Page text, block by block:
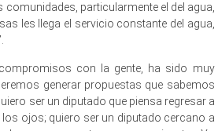
particularmente el del agua,
les llega el servicio constante del agua,
con la gente, ha sido muy
generar propuestas que sabemos
ser un diputado que piensa regresar a
ojos; quiero ser un diputado cercano a